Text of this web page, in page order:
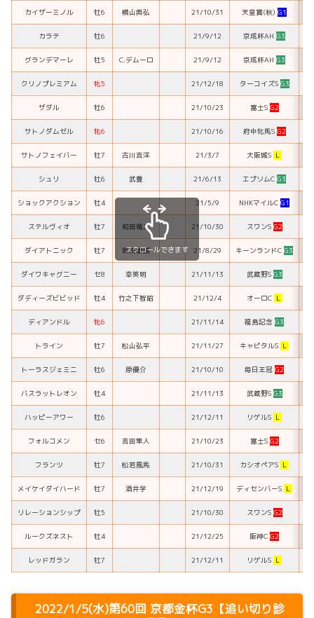
カイザーミノル 牡6 横山典弘 21/10/31 天皇賞(秋) G1
カラテ 牡6 21/9/12 京成杯AH G3
グランデマーレ 牡5 C.デムーロ 21/9/12 京成杯AH G3
クリノプレミアム 牝5 21/12/18 ターコイズS G3
ザダル 牡6 21/10/23 富士S G2
サトノダムゼル 牝6 21/10/16 府中牝馬S G2
サトノフェイバー 牡7 古川吉洋 21/3/7 大阪城S L
シュリ 牡6 武豊 21/6/13 エプソムC G3
ショックアクション 牡4 21/5/9 NHKマイルC G1
ステルヴィオ 牡7 和田竜二 21/10/30 スワンS G2
ダイアトニック 牡7 岩田康誠 21/8/29 キーンランドC G3
ダイワキャグニー セ8 幸英明 21/11/13 武蔵野S G3
ダディーズビビッド 牡4 竹之下智昭 21/12/4 オーロC L
ディアンドル 牝6 21/11/14 福島記念 G3
トライン 牡7 松山弘平 21/11/27 キャピタルS L
トーラスジェミニ 牡6 原優介 21/10/10 毎日王冠 G2
バスラットレオン 牡4 21/11/13 武蔵野S G3
ハッピーアワー 牡6 21/12/11 リゲルS L
フォルコメン セ6 吉田隼人 21/10/23 富士S G2
フランツ 牡7 松若風馬 21/10/31 カシオペアS L
メイケイダイハード 牡7 酒井学 21/12/19 ディセンバーS L
リレーションシップ 牡5 21/10/30 スワンS G2
ルークズネスト 牡4 21/12/25 阪神C G2
レッドガラン 牡7 21/12/11 リゲルS L
スクロールできます
2022/1/5(水)第60回 京都金杯G3【追い切り診